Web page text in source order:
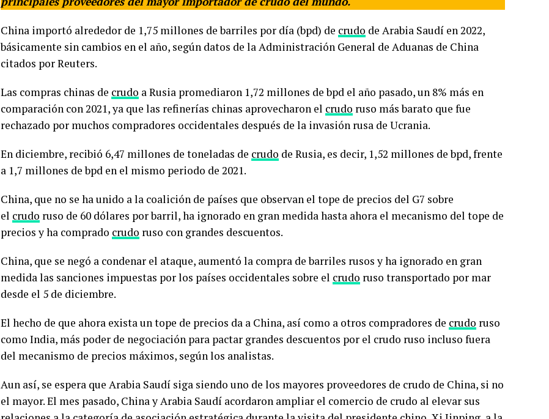
China importó alrededor de 1,75 millones de barriles por día (bpd) de crudo de Arabia Saudí en 2022,
básicamente sin cambios en el año, según datos de la Administración General de Aduanas de China
citados por Reuters.
Las compras chinas de crudo a Rusia promediaron 1,72 millones de bpd el año pasado, un 8% más en
comparación con 2021, ya que las refinerías chinas aprovecharon el crudo ruso más barato que fue
rechazado por muchos compradores occidentales después de la invasión rusa de Ucrania.
En diciembre, recibió 6,47 millones de toneladas de crudo de Rusia, es decir, 1,52 millones de bpd, frente
a 1,7 millones de bpd en el mismo periodo de 2021.
China, que no se ha unido a la coalición de países que observan el tope de precios del G7 sobre
el crudo ruso de 60 dólares por barril, ha ignorado en gran medida hasta ahora el mecanismo del tope de
precios y ha comprado crudo ruso con grandes descuentos.
China, que se negó a condenar el ataque, aumentó la compra de barriles rusos y ha ignorado en gran
medida las sanciones impuestas por los países occidentales sobre el crudo ruso transportado por mar
desde el 5 de diciembre.
El hecho de que ahora exista un tope de precios da a China, así como a otros compradores de crudo ruso
como India, más poder de negociación para pactar grandes descuentos por el crudo ruso incluso fuera
del mecanismo de precios máximos, según los analistas.
Aun así, se espera que Arabia Saudí siga siendo uno de los mayores proveedores de crudo de China, si no
el mayor. El mes pasado, China y Arabia Saudí acordaron ampliar el comercio de crudo al elevar sus